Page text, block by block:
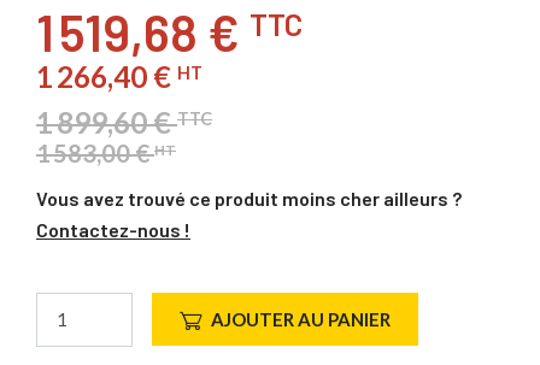
1 519,68 € TTC
1 266,40 € HT
1 899,60 €TTC
1 583,00 €HT
Vous avez trouvé ce produit moins cher ailleurs ?
Contactez-nous !
AJOUTER AU PANIER